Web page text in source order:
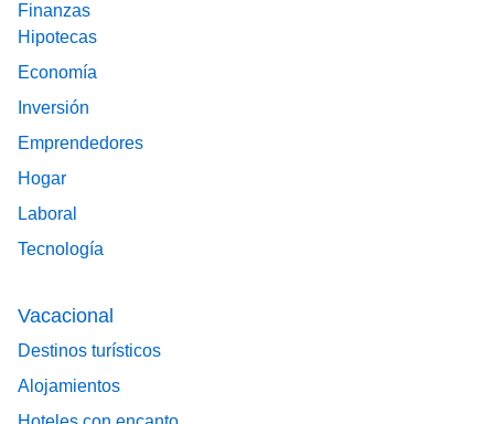
Finanzas
Hipotecas
Economía
Inversión
Emprendedores
Hogar
Laboral
Tecnología
Vacacional
Destinos turísticos
Alojamientos